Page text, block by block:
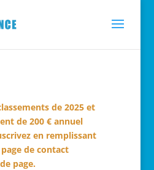
de 2025 et
de 200 € annuel
en remplissant
de contact
page.